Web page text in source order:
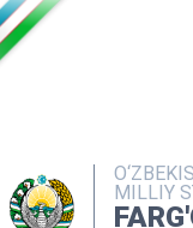
MILLIY